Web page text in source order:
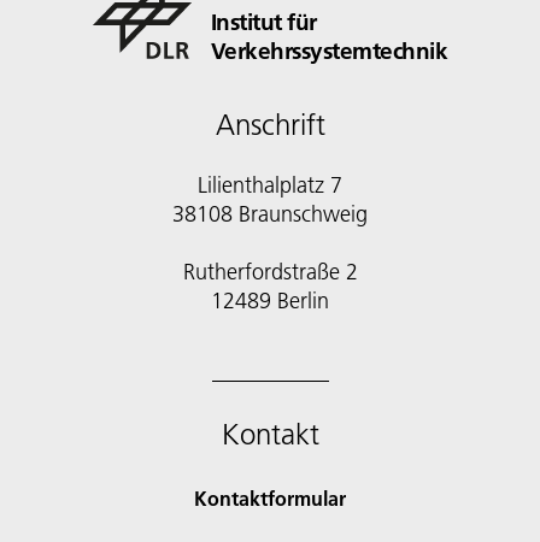
Institut für
Verkehrssystemtechnik
Anschrift
Lilienthalplatz 7
38108 Braunschweig
Rutherfordstraße 2
12489 Berlin
Kontakt
Kontaktformular